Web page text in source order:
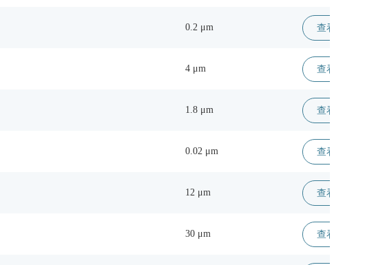
0.2 μm 查看详情 >
4 μm 查看详情 >
1.8 μm 查看详情 >
0.02 μm 查看详情 >
12 μm 查看详情 >
30 μm 查看详情 >